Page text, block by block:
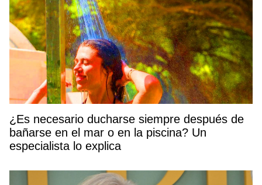
¿Es necesario ducharse siempre después de
bañarse en el mar o en la piscina? Un
especialista lo explica